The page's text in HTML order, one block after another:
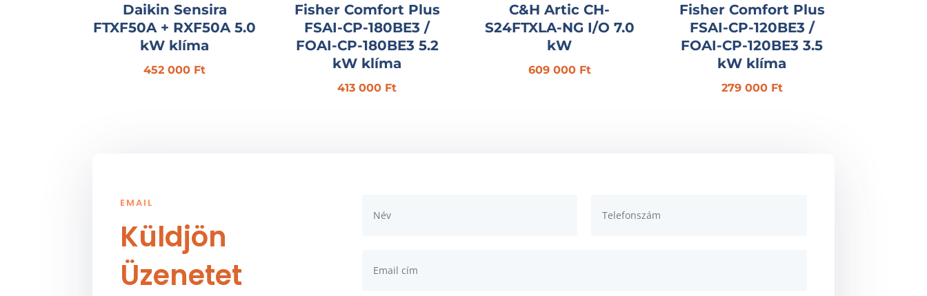
Daikin Sensira
FTXF50A + RXF50A 5.0
kW klíma
452 000 Ft
Fisher Comfort Plus
FSAI-CP-180BE3 /
FOAI-CP-180BE3 5.2
kW klíma
413 000 Ft
C&H Artic CH-
S24FTXLA-NG I/O 7.0
kW
609 000 Ft
Fisher Comfort Plus
FSAI-CP-120BE3 /
FOAI-CP-120BE3 3.5
kW klíma
279 000 Ft
EMAIL
Küldjön
Üzenetet